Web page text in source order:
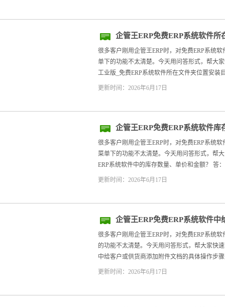
企管王ERP免费ERP系统软件
里
很多客户刚用企管王ERP时，对免费ERP系统
单下的功能不太清楚。今天用问答形式，帮大
工业版_免费ERP系统软件所在文件夹位置安装
更新时间：2026年6月17日
企管王ERP免费ERP系统软件
步骤
很多客户刚用企管王ERP时，对免费ERP系统
菜单下的功能不太清楚。今天用问答形式，帮
ERP系统软件中的库存数量、单价和金额？ 答
更新时间：2026年6月17日
企管王ERP免费ERP系统软件中
很多客户刚用企管王ERP时，对免费ERP系统
的功能不太清楚。今天用问答形式，帮大家快
中给客户或供货商添加附件文档的具体操作步
更新时间：2026年6月17日